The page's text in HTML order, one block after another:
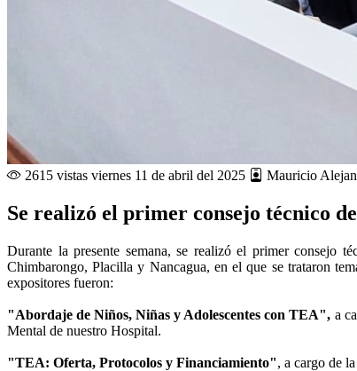
2615 vistas viernes 11 de abril del 2025 Mauricio
Se realizó el primer consejo técnico
Durante la presente semana, se realizó el primer consejo
Chimbarongo, Placilla y Nancagua, en el que se trataron
expositores fueron:
"Abordaje de Niños, Niñas y Adolescentes con TEA", a
Mental de nuestro Hospital.
"TEA: Oferta, Protocolos y Financiamiento", a cargo de